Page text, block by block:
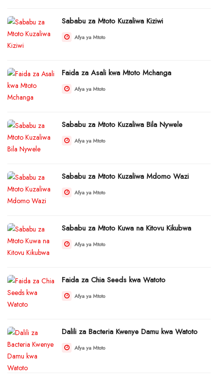
Sababu za Mtoto Kuzaliwa Kiziwi
Afya ya Mtoto
Faida za Asali kwa Mtoto Mchanga
Afya ya Mtoto
Sababu za Mtoto Kuzaliwa Bila Nywele
Afya ya Mtoto
Sababu za Mtoto Kuzaliwa Mdomo Wazi
Afya ya Mtoto
Sababu za Mtoto Kuwa na Kitovu Kikubwa
Afya ya Mtoto
Faida za Chia Seeds kwa Watoto
Afya ya Mtoto
Dalili za Bacteria Kwenye Damu kwa Watoto
Afya ya Mtoto